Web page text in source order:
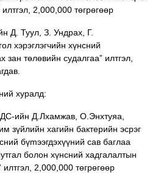
2,000,000 төгрөгөөр
Д. Туул, З. Ундрах, Г.
хэрэглэгчийн хүнсний
зан төлөвийн судалгаа” илтгэл,
хуралд:
ийн Д.Лхамжав, О.Энхтуяа,
зүйлийн хагийн бактерийн эсрэг
бүmээгдэхүүний сав баглаа
болон хүнсний хадгалалтын
илтгэл, 2,000,000 төгрөгөөр